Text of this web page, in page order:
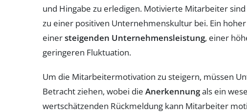
und Hingabe zu erledigen. Motivierte Mitarbeiter
zu einer positiven Unternehmenskultur bei. Ein
einersteigenden Unternehmensleistung, einer
geringeren Fluktuation.
Um die Mitarbeitermotivation zu steigern, müssen
Betracht ziehen, wobei die Anerkennungals ein
wertschätzenden Rückmeldung kann Mitarbeiter